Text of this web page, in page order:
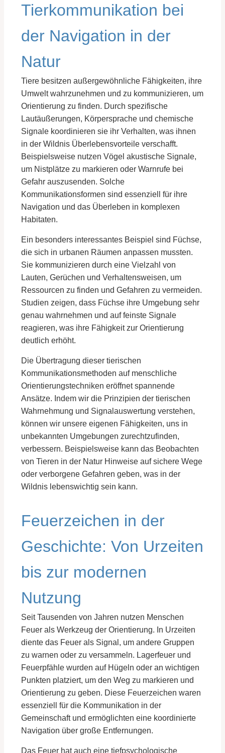
Tierkommunikation bei
der Navigation in der
Natur
Tiere besitzen außergewöhnliche Fähigkeiten, ihre
Umwelt wahrzunehmen und zu kommunizieren, um
Orientierung zu finden. Durch spezifische
Lautäußerungen, Körpersprache und chemische
Signale koordinieren sie ihr Verhalten, was ihnen
in der Wildnis Überlebensvorteile verschafft.
Beispielsweise nutzen Vögel akustische Signale,
um Nistplätze zu markieren oder Warnrufe bei
Gefahr auszusenden. Solche
Kommunikationsformen sind essenziell für ihre
Navigation und das Überleben in komplexen
Habitaten.
Ein besonders interessantes Beispiel sind Füchse,
die sich in urbanen Räumen anpassen mussten.
Sie kommunizieren durch eine Vielzahl von
Lauten, Gerüchen und Verhaltensweisen, um
Ressourcen zu finden und Gefahren zu vermeiden.
Studien zeigen, dass Füchse ihre Umgebung sehr
genau wahrnehmen und auf feinste Signale
reagieren, was ihre Fähigkeit zur Orientierung
deutlich erhöht.
Die Übertragung dieser tierischen
Kommunikationsmethoden auf menschliche
Orientierungstechniken eröffnet spannende
Ansätze. Indem wir die Prinzipien der tierischen
Wahrnehmung und Signalauswertung verstehen,
können wir unsere eigenen Fähigkeiten, uns in
unbekannten Umgebungen zurechtzufinden,
verbessern. Beispielsweise kann das Beobachten
von Tieren in der Natur Hinweise auf sichere Wege
oder verborgene Gefahren geben, was in der
Wildnis lebenswichtig sein kann.
Feuerzeichen in der
Geschichte: Von Urzeiten
bis zur modernen
Nutzung
Seit Tausenden von Jahren nutzen Menschen
Feuer als Werkzeug der Orientierung. In Urzeiten
diente das Feuer als Signal, um andere Gruppen
zu warnen oder zu versammeln. Lagerfeuer und
Feuerpfähle wurden auf Hügeln oder an wichtigen
Punkten platziert, um den Weg zu markieren und
Orientierung zu geben. Diese Feuerzeichen waren
essenziell für die Kommunikation in der
Gemeinschaft und ermöglichten eine koordinierte
Navigation über große Entfernungen.
Das Feuer hat auch eine tiefpsychologische